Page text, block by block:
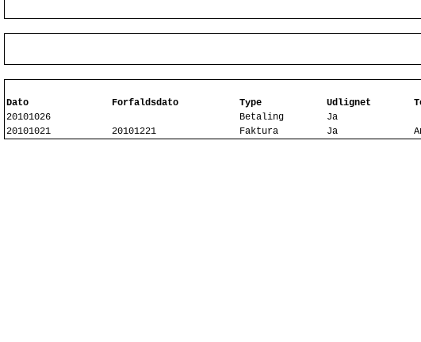
Dato Forfaldsdato Type Udlignet
20101026
Betaling Ja
20101021
20101221 Faktura Ja